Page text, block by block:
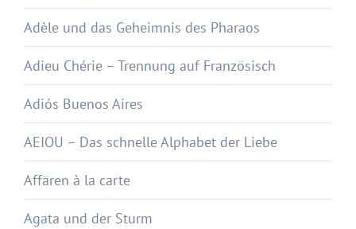
Adèle und das Geheimnis des Pharaos
Adieu Chérie – Trennung auf Französisch
Adiós Buenos Aires
AEIOU – Das schnelle Alphabet der Liebe
Affären à la carte
Agata und der Sturm